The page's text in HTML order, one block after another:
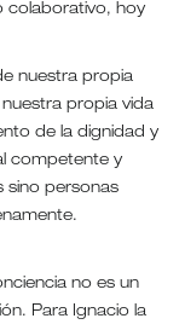
colaborativo, hoy
nuestra propia
propia vida
de la dignidad y
competente y
sino personas
no es un
Para Ignacio la